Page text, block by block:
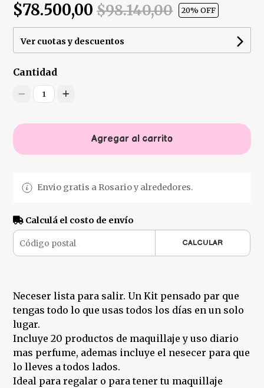
$78.500,00$98.140,00 20% OFF
Ver cuotas y descuentos
Cantidad
1
Agregar al carrito
Envio gratis a Rosario y alrededores.
Calculá el costo de envío
CALCULAR
Neceser lista para salir. Un Kit pensado par que
tengas todo lo que usas todos los días en un solo
lugar.
Incluye 20 productos de maquillaje y uso diario
mas perfume, ademas incluye el nesecer para que
lo lleves a todos lados.
Ideal para regalar o para tener tu maquillaje